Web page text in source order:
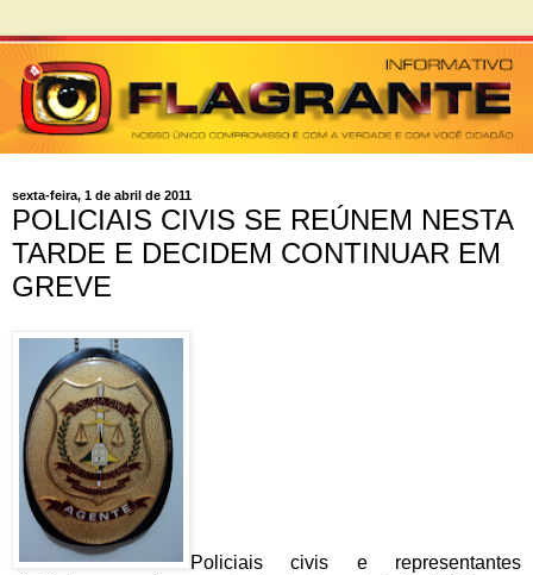
sexta-feira, 1 de abril de 2011
POLICIAIS CIVIS SE REÚNEM NESTA
TARDE E DECIDEM CONTINUAR EM
GREVE
Policiais civis e representantes